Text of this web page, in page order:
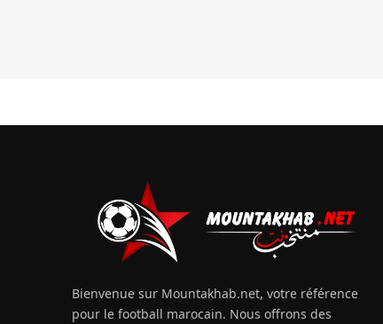
Bienvenue sur Mountakhab.net, votre référence
pour le football marocain. Nous offrons des